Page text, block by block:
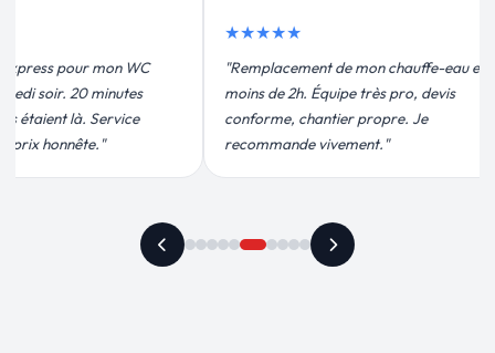
mon chauffe-eau en
très pro, devis
propre. Je
"Un grand merci à Sylvain Plombier
pour leur intervention rapide et
efficace. Fuite réparée en 30 min, prix
plus qu'honnête !"